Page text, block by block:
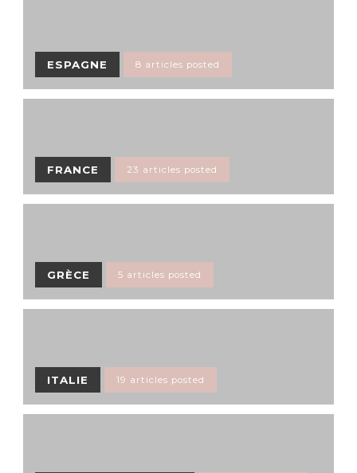
ESPAGNE 8 articles posted
FRANCE 23 articles posted
GRÈCE 5 articles posted
ITALIE 19 articles posted